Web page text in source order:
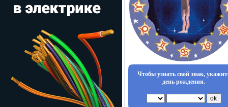
Чтобы узнать свой знак,
день рождения.